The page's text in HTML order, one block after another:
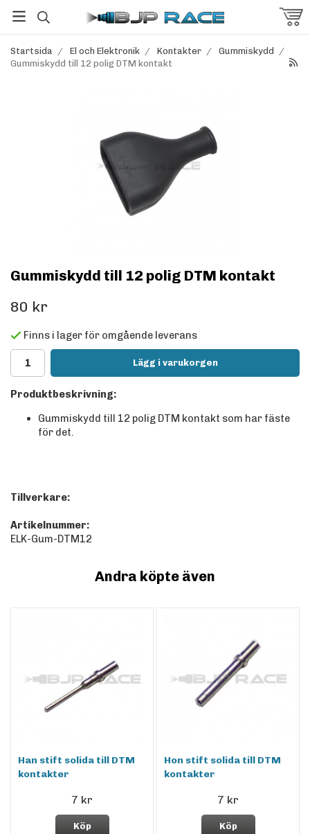
Startsida / El och Elektronik / Kontakter / Gummiskydd
/
Gummiskydd till 12 polig DTM kontakt
Gummiskydd till 12 polig DTM kontakt
80 kr
Finns i lager för omgående leverans
Lägg i varukorgen
Produktbeskrivning:
Gummiskydd till 12 polig DTM kontakt som har fäste
för det.
Tillverkare:
Artikelnummer:
ELK-Gum-DTM12
Andra köpte även
Han stift solida till DTM
kontakter
7 kr
Köp
Hon stift solida till DTM
kontakter
7 kr
Köp